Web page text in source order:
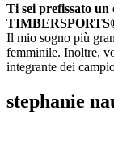
Ti sei prefissato
Il mio sogno più
femminile. Inoltre,
integrante dei
stephanie